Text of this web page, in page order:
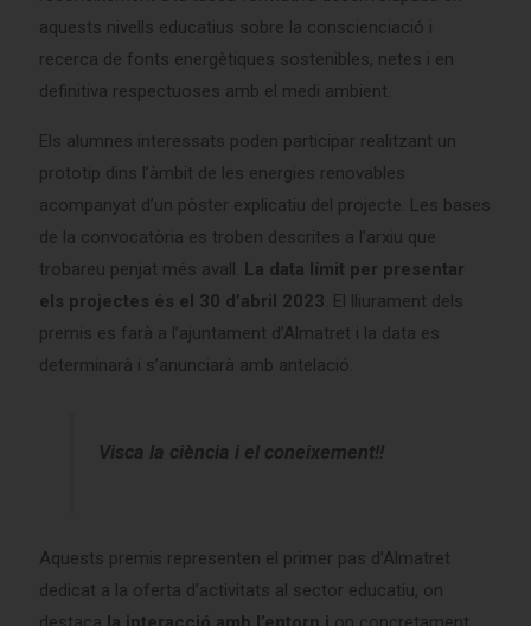
aquests nivells educatius sobre la conscienciació i
recerca de fonts energètiques sostenibles, netes i en
definitiva respectuoses amb el medi ambient.
Els alumnes interessats poden participar realitzant un
prototip dins l’àmbit de les energies renovables
acompanyat d’un pòster explicatiu del projecte. Les bases
de la convocatòria es troben descrites a l’arxiu que
trobareu penjat més avall. La data límit per presentar
els projectes és el 30 d’abril 2023. El lliurament dels
premis es farà a l’ajuntament d’Almatret i la data es
determinarà i s’anunciarà amb antelació.
Visca la ciència i el coneixement!!
Aquests premis representen el primer pas d’Almatret
dedicat a la oferta d’activitats al sector educatiu, on